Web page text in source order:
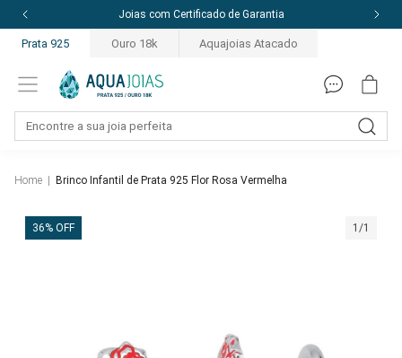
Joias com Certificado de Garantia
Prata 925 Ouro 18k Aquajoias Atacado
Home Brinco Infantil de Prata 925 Flor Rosa Vermelha
36% OFF 1/1